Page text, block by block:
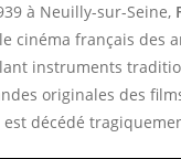
à Neuilly-sur-Seine,
cinéma français des
instruments
originales des
est décédé